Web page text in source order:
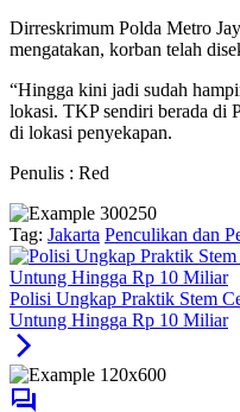
Dirreskrimum Polda Metro
mengatakan, korban telah
“Hingga kini jadi sudah
lokasi. TKP sendiri berada di
di lokasi penyekapan.
Penulis : Red
Tag: Jakarta Penculikan dan
Polisi Ungkap Praktik Stem
Untung Hingga Rp 10 Miliar